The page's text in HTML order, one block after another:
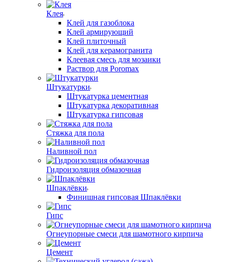
Клея
Клей для газоблока
Клей армирующий
Клей плиточный
Клей для керамогранита
Клеевая смесь для мозаики
Раствор для Poromax
Штукатурки
Штукатурка цементная
Штукатурка декоративная
Штукатурка гипсовая
Стяжка для пола
Наливной пол
Гидроизоляция обмазочная
Шпаклёвки
Финишная гипсовая Шпаклёвки
Гипс
Огнеупорные смеси для шамотного кирпича
Цемент